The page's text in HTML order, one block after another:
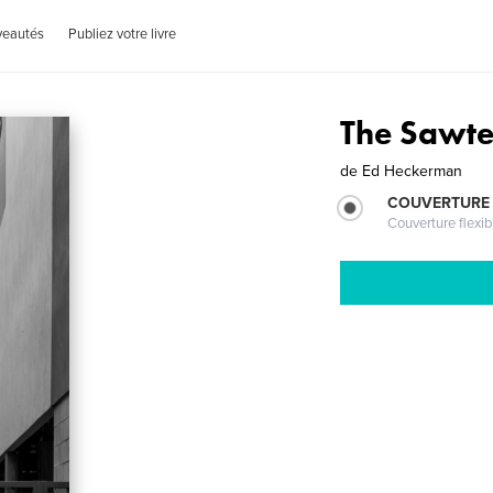
Publiez votre livre
The
de Ed Heckerman
Couverture